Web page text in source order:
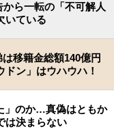
ら一転の「不可解人
いている
移籍金総額140億円
ン」はウハウハ！
」のか…真偽はともか
は決まらない